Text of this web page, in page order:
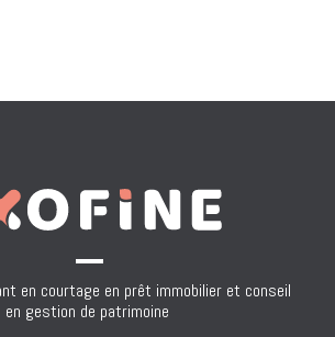
en courtage en prêt immobilier et conseil
en gestion de patrimoine